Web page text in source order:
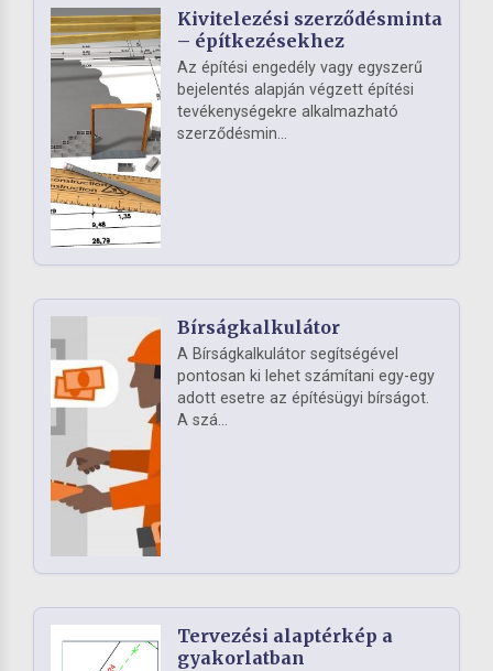
Kivitelezési szerződésminta
– építkezésekhez
Az építési engedély vagy egyszerű
bejelentés alapján végzett építési
tevékenységekre alkalmazható
szerződésmin...
Bírságkalkulátor
A Bírságkalkulátor segítségével
pontosan ki lehet számítani egy-egy
adott esetre az építésügyi bírságot.
A szá...
Tervezési alaptérkép a
gyakorlatban